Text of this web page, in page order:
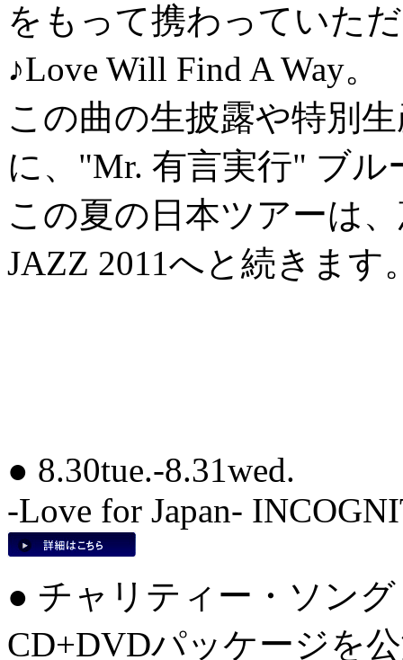
をもって携わっていた
♪Love Will Find A Way。
この曲の生披露や特別
に、"Mr. 有言実行" ブ
この夏の日本ツアーは、
JAZZ 2011へと続きます
● 8.30tue.-8.31wed.
-Love for Japan-
● チャリティー・ソング
CD+DVDパッケージを